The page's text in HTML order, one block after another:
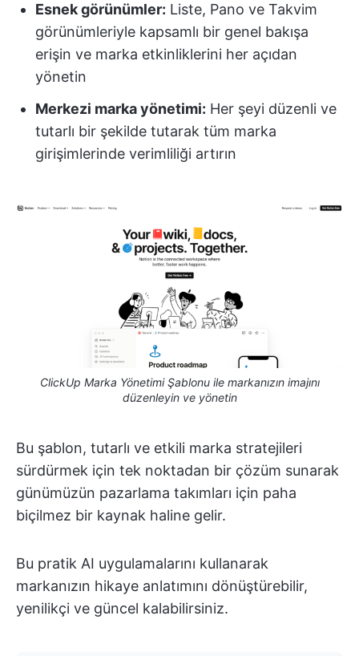
Esnek görünümler: Liste, Pano ve Takvim
görünümleriyle kapsamlı bir genel bakışa
erişin ve marka etkinliklerini her açıdan
yönetin
Merkezi marka yönetimi: Her şeyi düzenli ve
tutarlı bir şekilde tutarak tüm marka
girişimlerinde verimliliği artırın
ClickUp Marka Yönetimi Şablonu ile markanızın imajını
düzenleyin ve yönetin
Bu şablon, tutarlı ve etkili marka stratejileri
sürdürmek için tek noktadan bir çözüm sunarak
günümüzün pazarlama takımları için paha
biçilmez bir kaynak haline gelir.
Bu pratik AI uygulamalarını kullanarak
markanızın hikaye anlatımını dönüştürebilir,
yenilikçi ve güncel kalabilirsiniz.